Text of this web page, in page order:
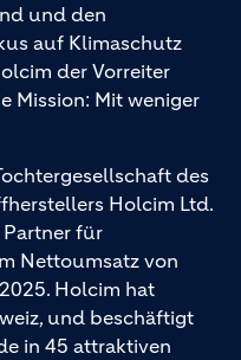
und den
auf Klimaschutz
der Vorreiter
Mission: Mit weniger
des
Holcim Ltd.
Partner für
Nettoumsatz von
Holcim hat
und beschäftigt
in 45 attraktiven